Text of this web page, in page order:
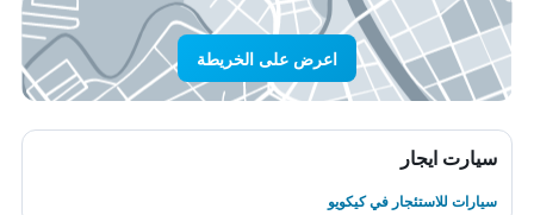
اعرض على الخريطة
سيارت ايجار
سيارات للاستئجار في كيكويو